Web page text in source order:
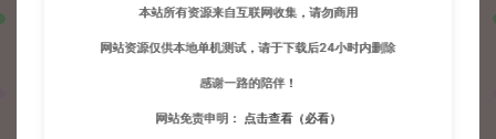
本站所有资源来自互联网收集，请勿商用
网站资源仅供本地单机测试，请于下载后24小时内删除
感谢一路的陪伴！
网站免责申明： 点击查看（必看）